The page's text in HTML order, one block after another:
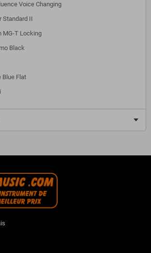
Voice Changing
Standard II
MG-T Locking
Black
Blue Flat